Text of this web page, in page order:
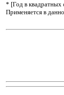
* [Год в квадратных
Применяется в